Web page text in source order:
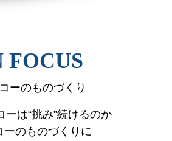
FOCUS
ーのものづくり
ーは“挑み”続けるのか
ーのものづくりに